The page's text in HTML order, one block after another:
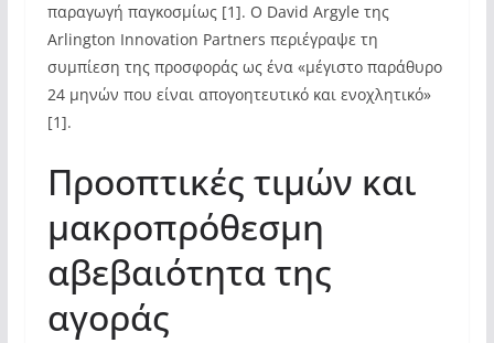
παραγωγή παγκοσμίως [1]. Ο David Argyle της
Arlington Innovation Partners περιέγραψε τη
συμπίεση της προσφοράς ως ένα «μέγιστο παράθυρο
24 μηνών που είναι απογοητευτικό και ενοχλητικό»
[1].
Προοπτικές τιμών και
μακροπρόθεσμη
αβεβαιότητα της
αγοράς